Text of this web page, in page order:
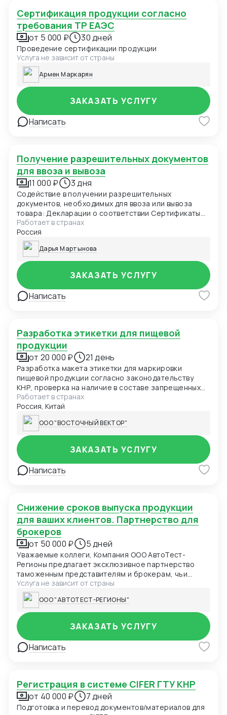
Сертификация продукции согласно
требования ТР ЕАЭС
от 5 000 ₽ 30 дней
Проведение сертификации продукции
Услуга не зависит от страны
Армен Маркарян
Написать
ЗАКАЗАТЬ УСЛУГУ
Получение разрешительных документов
для ввоза и вывоза
11 000 ₽ 3 дня
Содействие в получении разрешительных
документов, необходимых для ввоза или вывоза
товара: Декларации о соответствии Сертификаты
соответствия Свидетельства о государственной
регистрации Идентификационные заключения
ФСТЭК Лицензии
Работает в странах
Россия
Дарья Мартынова
Написать
ЗАКАЗАТЬ УСЛУГУ
Разработка этикетки для пищевой
продукции
от 20 000 ₽ 21 день
Разработка макета этикетки для маркировки
пищевой продукции согласно законодательству
КНР, проверка на наличие в составе запрещенных
элементов
Работает в странах
Россия, Китай
ООО "ВОСТОЧНЫЙ ВЕКТОР"
Написать
ЗАКАЗАТЬ УСЛУГУ
Снижение сроков выпуска продукции
для ваших клиентов. Партнерство для
брокеров
от 50 000 ₽ 5 дней
Уважаемые коллеги, Компания ООО АвтоТест-
Регионы предлагает эксклюзивное партнерство
таможенным представителям и брокерам, чьи
клиенты сталкиваются с задержками из-за
оформления сертификатов ТР ТС. Мы
специализируемся на ускоренном получении
сертификатов соответствия: Казахстан Киргизия
Россия Передавайте нам запросы ваших клиентов
на сертификацию, а мы обеспечим быстрое
решение их задачи. Вы получаете 15-20% от нашей
маржи за каждого привлеченного клиента,
Услуга не зависит от страны
ООО "АВТОТЕСТ-РЕГИОНЫ"
Написать
ЗАКАЗАТЬ УСЛУГУ
Регистрация в системе CIFER ГТУ КНР
от 40 000 ₽ 7 дней
Подготовка и перевод документов/материалов для